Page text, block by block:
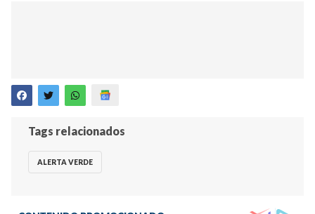
Tags relacionados
ALERTA VERDE